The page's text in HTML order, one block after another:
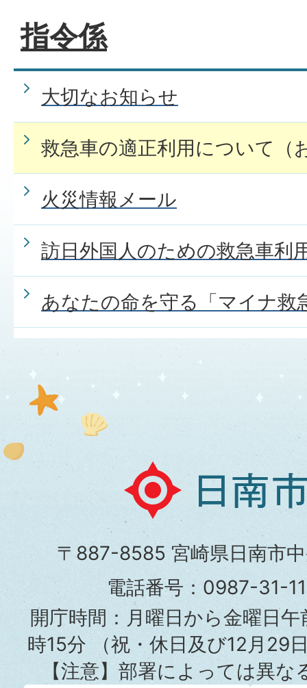
指令係
大切なお知らせ
救急車の適正利用について（
火災情報メール
訪日外国人のための救急車利
あなたの命を守る「マイナ救
日
南
市
役
所
〒887-8585 宮崎県日南市
電話番号：0987-31-
開庁時間：月曜日から金曜日
時15分（祝・休日及び12月29
【注意】部署によっては異